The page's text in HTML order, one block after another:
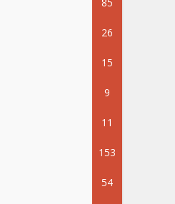
26
15
9
11
153
54